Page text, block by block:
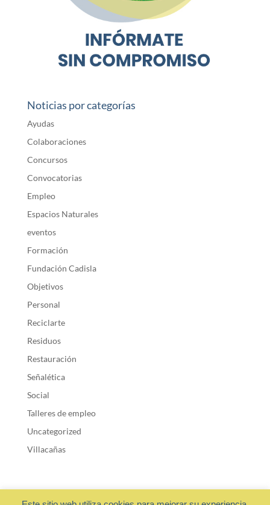
Noticias por categorías
Ayudas
Colaboraciones
Concursos
Convocatorias
Empleo
Espacios Naturales
eventos
Formación
Fundación Cadisla
Objetivos
Personal
Reciclarte
Residuos
Restauración
Señalética
Social
Talleres de empleo
Uncategorized
Villacañas